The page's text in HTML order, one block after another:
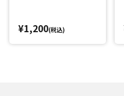
¥1,200(税込)